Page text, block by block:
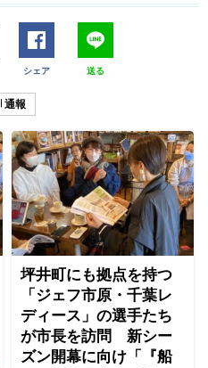
シェア 送る
通報
坪井町にも拠点を持つ
「ジェフ市原・千葉レ
ディース」の選手たち
が市長を訪問 新シー
ズン開幕に向け「『船